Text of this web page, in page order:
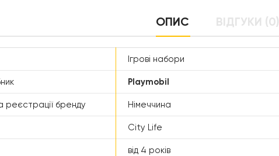
ОПИС ВІДГУКИ (0)
Ігрові набори
Playmobil
реєстрації бренду Німеччина
City Life
від 4 років